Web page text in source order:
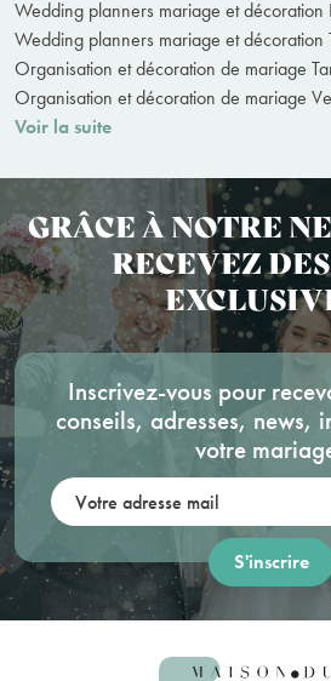
Wedding planners mariage et décoration
Wedding planners mariage et décoration
Organisation et décoration de mariage
Organisation et décoration de mariage
Voir la suite
GRÂCE À NOTRE
RECEVEZ
Inscrivez-vous pour
conseils, adresses, news,
votre